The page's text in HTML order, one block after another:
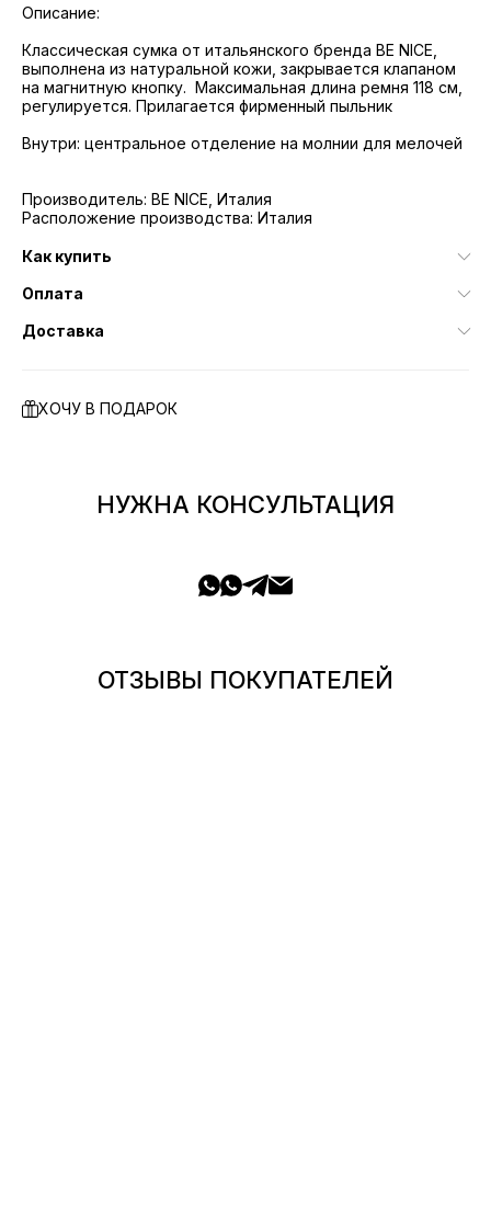
Описание:
Классическая сумка от итальянского бренда BE NICE,
выполнена из натуральной кожи, закрывается клапаном
на магнитную кнопку. Максимальная длина ремня 118 см,
регулируется. Прилагается фирменный пыльник
Внутри: центральное отделение на молнии для мелочей
Производитель: BE NICE, Италия
Расположение производства: Италия
Как купить
Оплата
Доставка
ХОЧУ В ПОДАРОК
НУЖНА КОНСУЛЬТАЦИЯ
ОТЗЫВЫ ПОКУПАТЕЛЕЙ